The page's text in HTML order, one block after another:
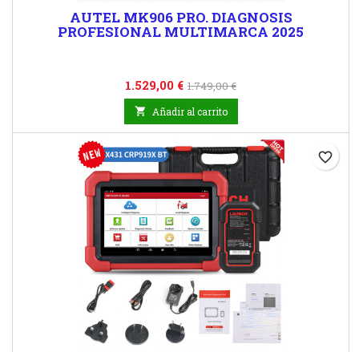
AUTEL MK906 PRO. DIAGNOSIS
PROFESIONAL MULTIMARCA 2025
Precio
1.529,00 € Precio
base
1.749,00 €
 Añadir al carrito
favorite_border